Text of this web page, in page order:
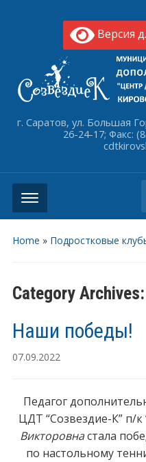
Версия
г. Саратов, ул. Большая
26-24-17; Факс:
Home » Подростковые
Category Archives:
Наши победы!
07.09.2022
Педагог
ЦДТ “Созвездие-К” п/к
Викторовнастала
по настольному